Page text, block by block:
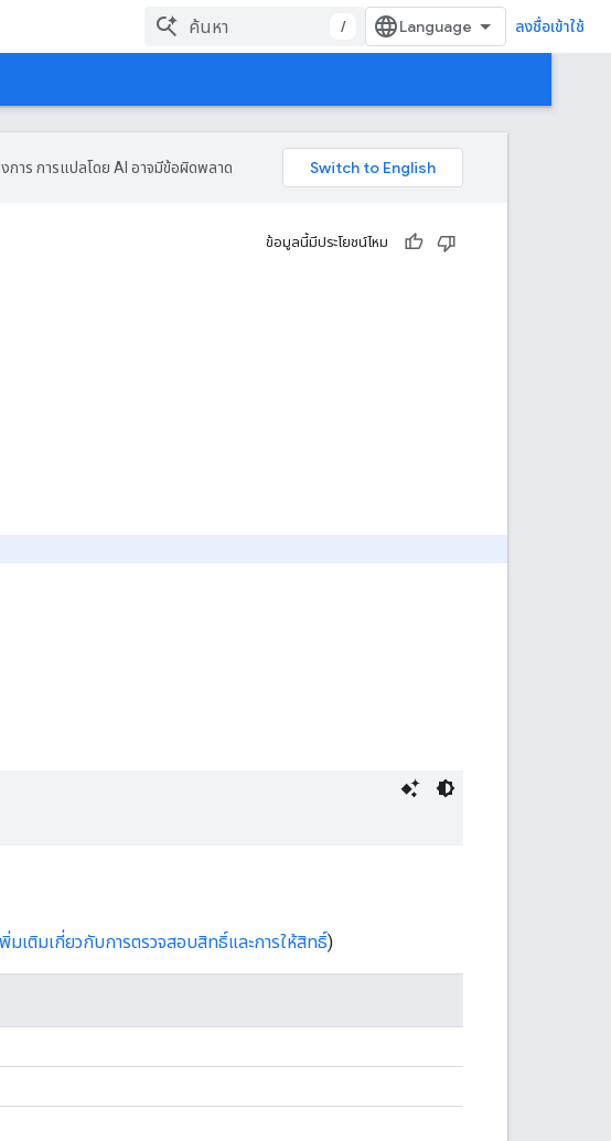
/ ลงชื่อเข้าใช้
การ การแปลโดย AI อาจมีข้อผิดพลาด
ข้อมูลนี้มีประโยชน์ไหม
มเติมเกี่ยวกับการตรวจสอบสิทธิ์และการให้สิทธิ์)